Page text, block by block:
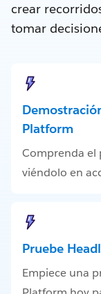
crear
tomar
Platform
Comprenda el
viéndolo en
Pruebe
Empiece una